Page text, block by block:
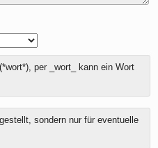
per _wort_ kann ein Wort
sondern nur für eventuelle